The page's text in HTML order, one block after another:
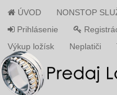
ÚVOD
NONSTOP
Prihlásenie
Výkup ložísk
Neplatiči